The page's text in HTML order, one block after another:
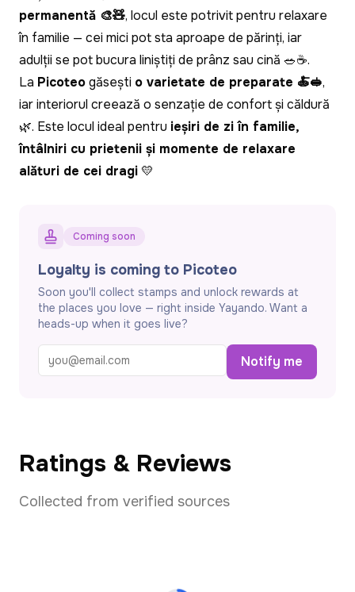
permanentă 🎨🧸, locul este potrivit pentru relaxare
în familie — cei mici pot sta aproape de părinți, iar
adulții se pot bucura liniștiți de prânz sau cină 🥗☕.
La Picoteogăsești o varietate de preparate 🍝🥪,
iar interiorul creează o senzație de confort și căldură
🌿. Este locul ideal pentru ieșiri de zi în familie,
întâlniri cu prietenii și momente de relaxare
alături de cei dragi 💛
Coming soon
Loyalty is coming to Picoteo
Soon you'll collect stamps and unlock rewards at
the places you love — right inside Yayando. Want a
heads-up when it goes live?
Notify me
Ratings & Reviews
Collected from verified sources